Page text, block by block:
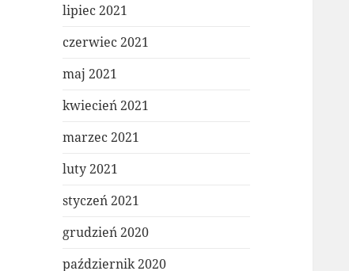
lipiec 2021
czerwiec 2021
maj 2021
kwiecień 2021
marzec 2021
luty 2021
styczeń 2021
grudzień 2020
październik 2020